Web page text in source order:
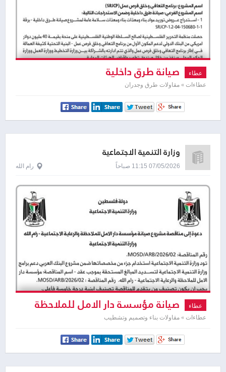
عطاء صيانة طرق داخلية
عطاءات » مقاولات طرق وجدران
وزارة التنمية الاجتماعية
07/05/2026 11:15 صباحاً رام الله
عطاء صيانة مؤسسة دار الامل للملاحظة
والرعاية الاجتماعية
عطاءات » مقاولات بناء وتصميم وتشطيب